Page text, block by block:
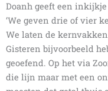
Doanh geeft een
‘We geven drie of vier
We laten de
Gisteren bijvoorbeeld
geoefend. Op het via
die lijn maar met een